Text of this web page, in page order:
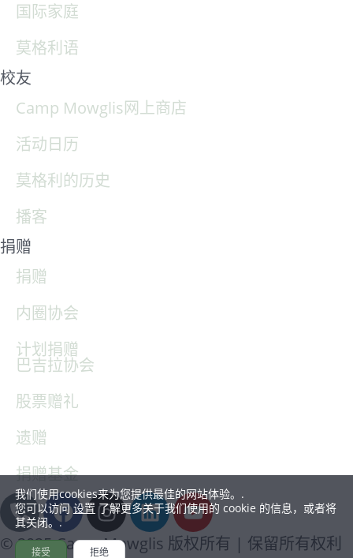
国际家庭
莫格利语
校友
Camp Mowglis网上商店
活动日历
莫格利的历史
播客
捐赠
捐赠
内圈协会
计划捐赠
巴吉拉协会
股票赠礼
遗赠
捐赠基金
© 2025 Camp Mowglis 版权所有 | 保留所有权利
我们使用cookies来为您提供最佳的网站体验。.
您可以访问设置 了解更多关于我们使用的 cookie 的信息，或者将
其关闭。.
接受 拒绝